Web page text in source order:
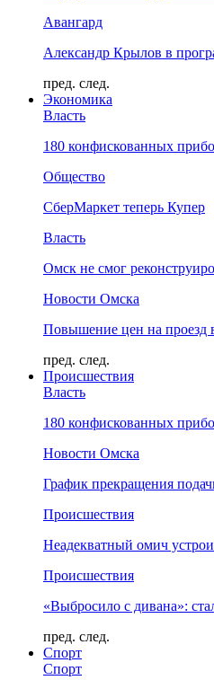
Авангард
Александр Крылов в
пред. след.
Экономика
Власть
180 конфискованных
Общество
СберМаркет теперь Купер
Власть
Омск не смог
Новости Омска
Повышение цен на проезд
пред. след.
Происшествия
Власть
180 конфискованных
Новости Омска
График прекращения
Происшествия
Неадекватный омич
Происшествия
«Выбросило с дивана»:
пред. след.
Спорт
Спорт